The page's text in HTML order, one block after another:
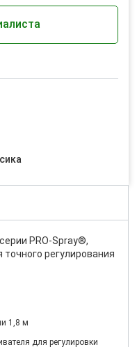
PRO-Spray®,
регулирования
1,8 м
для регулировки